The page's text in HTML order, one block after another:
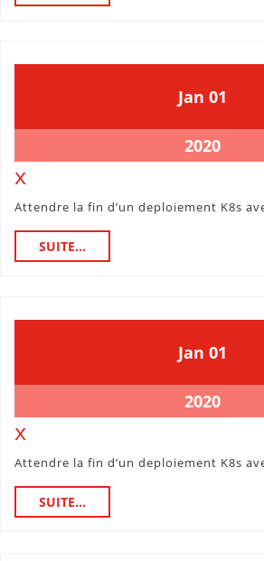
Jan 1
2020
01
2020
20201
x
Attendre la fin d’un deploiement K8s
SUITE...SUITE...
Jan 1
2020
01
2020
20201
x
Attendre la fin d’un deploiement K8s
SUITE...SUITE...